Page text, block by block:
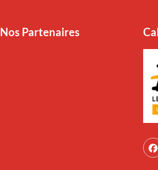
Nos Partenaires